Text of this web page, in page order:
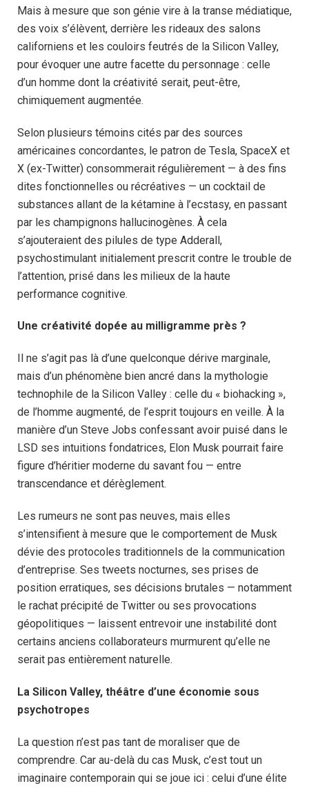
Mais à mesure que son génie vire à la transe médiatique,
des voix s’élèvent, derrière les rideaux des salons
californiens et les couloirs feutrés de la Silicon Valley,
pour évoquer une autre facette du personnage : celle
d’un homme dont la créativité serait, peut-être,
chimiquement augmentée.
Selon plusieurs témoins cités par des sources
américaines concordantes, le patron de Tesla, SpaceX et
X (ex-Twitter) consommerait régulièrement — à des fins
dites fonctionnelles ou récréatives — un cocktail de
substances allant de la kétamine à l’ecstasy, en passant
par les champignons hallucinogènes. À cela
s’ajouteraient des pilules de type Adderall,
psychostimulant initialement prescrit contre le trouble de
l’attention, prisé dans les milieux de la haute
performance cognitive.
Une créativité dopée au milligramme près ?
Il ne s’agit pas là d’une quelconque dérive marginale,
mais d’un phénomène bien ancré dans la mythologie
technophile de la Silicon Valley : celle du « biohacking »,
de l’homme augmenté, de l’esprit toujours en veille. À la
manière d’un Steve Jobs confessant avoir puisé dans le
LSD ses intuitions fondatrices, Elon Musk pourrait faire
figure d’héritier moderne du savant fou — entre
transcendance et dérèglement.
Les rumeurs ne sont pas neuves, mais elles
s’intensifient à mesure que le comportement de Musk
dévie des protocoles traditionnels de la communication
d’entreprise. Ses tweets nocturnes, ses prises de
position erratiques, ses décisions brutales — notamment
le rachat précipité de Twitter ou ses provocations
géopolitiques — laissent entrevoir une instabilité dont
certains anciens collaborateurs murmurent qu’elle ne
serait pas entièrement naturelle.
La Silicon Valley, théâtre d’une économie sous
psychotropes
La question n’est pas tant de moraliser que de
comprendre. Car au-delà du cas Musk, c’est tout un
imaginaire contemporain qui se joue ici : celui d’une élite